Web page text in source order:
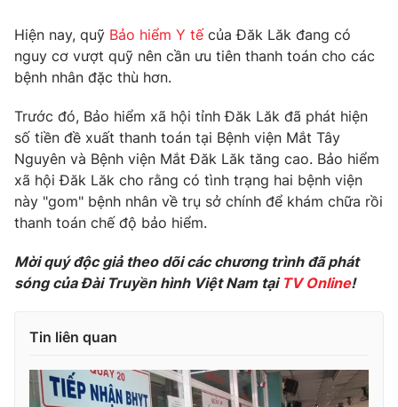
Thế giới đó đây
Câu chuyện quốc tế
Tài chính
Thị trường
Góc doanh nghiệp
Dữ liệu và đời sống
Truyền hình
Phim VTV
Hậu trường
Nhân vật
Khán giả
Giải sao mai
Giải trí
Điện ảnh
Sao
Đời sống
Du lịch
Làm đẹp
Chất lượng cuộc sống
Giáo dục
Học trực tuyến
Sản phẩm
Giao lưu trực tuyến
Hiện nay, quỹ Bảo hiểm Y tếcủa Đăk Lăk đang có
nguy cơ vượt quỹ nên cần ưu tiên thanh toán cho các
bệnh nhân đặc thù hơn.
Trước đó, Bảo hiểm xã hội tỉnh Đăk Lăk đã phát hiện
số tiền đề xuất thanh toán tại Bệnh viện Mắt Tây
Nguyên và Bệnh viện Mắt Đăk Lăk tăng cao. Bảo hiểm
xã hội Đăk Lăk cho rằng có tình trạng hai bệnh viện
này "gom" bệnh nhân về trụ sở chính để khám chữa rồi
thanh toán chế độ bảo hiểm.
Mời quý độc giả theo dõi các chương trình đã phát
sóng của Đài Truyền hình Việt Nam tại TV Online!
Tin liên quan